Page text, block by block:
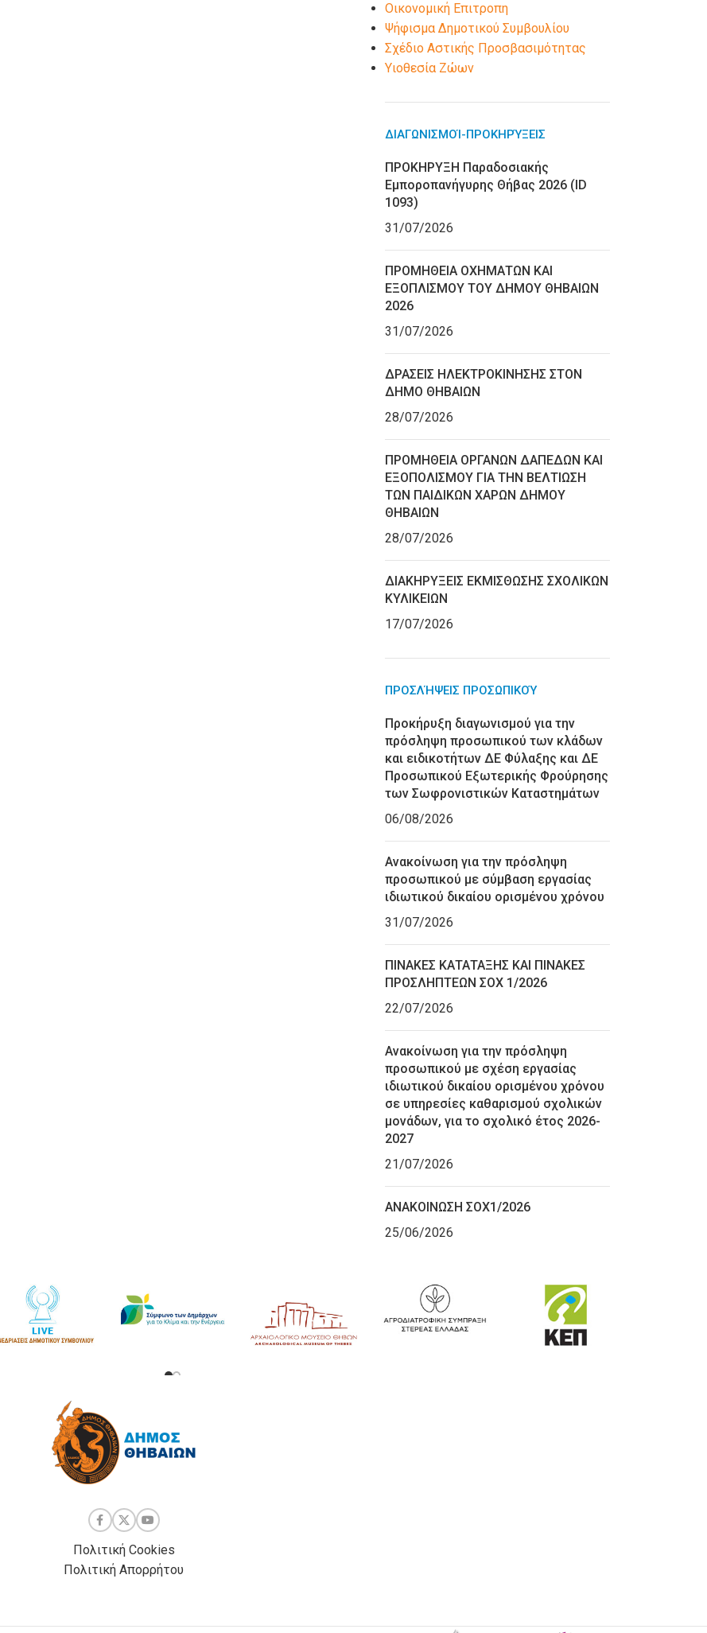
Οικονομική Επιτροπη
Ψήφισμα Δημοτικού Συμβουλίου
Σχέδιο Αστικής Προσβασιμότητας
Υιοθεσία Ζώων
ΔΙΑΓΩΝΙΣΜΟΊ-ΠΡΟΚΗΡΎΞΕΙΣ
ΠΡΟΚΗΡΥΞΗ Παραδοσιακής
Εμποροπανήγυρης Θήβας 2026 (ID
1093)
31/07/2026
ΠΡΟΜΗΘΕΙΑ ΟΧΗΜΑΤΩΝ ΚΑΙ
ΕΞΟΠΛΙΣΜΟΥ ΤΟΥ ΔΗΜΟΥ ΘΗΒΑΙΩΝ
2026
31/07/2026
ΔΡΑΣΕΙΣ ΗΛΕΚΤΡΟΚΙΝΗΣΗΣ ΣΤΟΝ
ΔΗΜΟ ΘΗΒΑΙΩΝ
28/07/2026
ΠΡΟΜΗΘΕΙΑ ΟΡΓΑΝΩΝ ΔΑΠΕΔΩΝ ΚΑΙ
ΕΞΟΠΟΛΙΣΜΟΥ ΓΙΑ ΤΗΝ ΒΕΛΤΙΩΣΗ
ΤΩΝ ΠΑΙΔΙΚΩΝ ΧΑΡΩΝ ΔΗΜΟΥ
ΘΗΒΑΙΩΝ
28/07/2026
ΔΙΑΚΗΡΥΞΕΙΣ ΕΚΜΙΣΘΩΣΗΣ ΣΧΟΛΙΚΩΝ
ΚΥΛΙΚΕΙΩΝ
17/07/2026
ΠΡΟΣΛΉΨΕΙΣ ΠΡΟΣΩΠΙΚΟΎ
Προκήρυξη διαγωνισμού για την
πρόσληψη προσωπικού των κλάδων
και ειδικοτήτων ΔΕ Φύλαξης και ΔΕ
Προσωπικού Εξωτερικής Φρούρησης
των Σωφρονιστικών Καταστημάτων
06/08/2026
Ανακοίνωση για την πρόσληψη
προσωπικού με σύμβαση εργασίας
ιδιωτικού δικαίου ορισμένου χρόνου
31/07/2026
ΠΙΝΑΚΕΣ ΚΑΤΑΤΑΞΗΣ ΚΑΙ ΠΙΝΑΚΕΣ
ΠΡΟΣΛΗΠΤΕΩΝ ΣΟΧ 1/2026
22/07/2026
Ανακοίνωση για την πρόσληψη
προσωπικού με σχέση εργασίας
ιδιωτικού δικαίου ορισμένου χρόνου
σε υπηρεσίες καθαρισμού σχολικών
μονάδων, για το σχολικό έτος 2026-
2027
21/07/2026
ΑΝΑΚΟΙΝΩΣΗ ΣΟΧ1/2026
25/06/2026
Πολιτική Cookies
Πολιτική Απορρήτου